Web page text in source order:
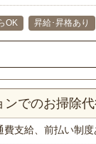
OK 昇給･昇格あり
でのお掃除
費支給、前払い制度